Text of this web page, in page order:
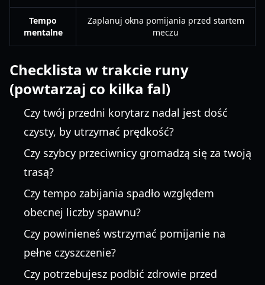
Tempo
mentalne
Zaplanuj okna pomijania przed startem
meczu
Checklista w trakcie runy
(powtarzaj co kilka fal)
Czy twój przedni korytarz nadal jest dość
czysty, by utrzymać prędkość?
Czy szybcy przeciwnicy gromadzą się za twoją
trasą?
Czy tempo zabijania spadło względem
obecnej liczby spawnu?
Czy powinieneś wstrzymać pomijanie na
pełne czyszczenie?
Czy potrzebujesz podbić zdrowie przed